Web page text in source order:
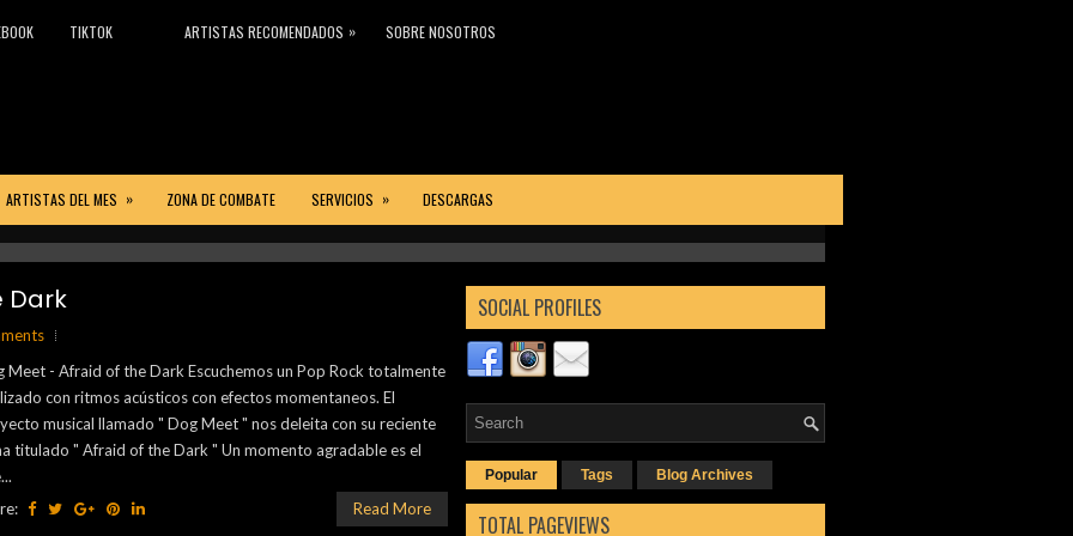
TIKTOK ARTISTAS RECOMENDADOS » SOBRE NOSOTROS
ARTISTAS DEL MES » ZONA DE COMBATE SERVICIOS » DESCARGAS
de México y el mundo!!
sí tú respuesta es sí, esto es para ti!
latinos
con nuestra mejor selección de música electrónica
Dark
Meet - Afraid of the Dark Escuchemos un Pop Rock totalmente
con ritmos acústicos con efectos momentaneos. El
musical llamado " Dog Meet " nos deleita con su reciente
titulado " Afraid of the Dark " Un momento agradable es el
Read More
SOCIAL PROFILES
Popular Tags Blog Archives
TOTAL PAGEVIEWS